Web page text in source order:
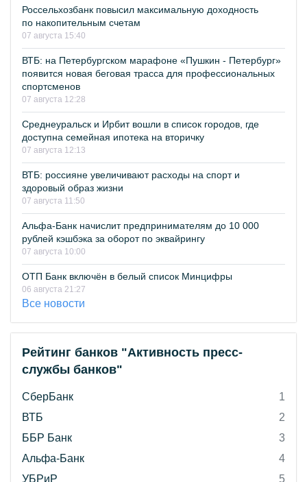
Россельхозбанк повысил максимальную доходность
по накопительным счетам
07 августа 15:40
ВТБ: на Петербургском марафоне «Пушкин - Петербург»
появится новая беговая трасса для профессиональных
спортсменов
07 августа 12:28
Среднеуральск и Ирбит вошли в список городов, где
доступна семейная ипотека на вторичку
07 августа 12:13
ВТБ: россияне увеличивают расходы на спорт и
здоровый образ жизни
07 августа 11:50
Альфа-Банк начислит предпринимателям до 10 000
рублей кэшбэка за оборот по эквайрингу
07 августа 10:00
ОТП Банк включён в белый список Минцифры
06 августа 21:27
Все новости
Рейтинг банков "Активность пресс-
службы банков"
СберБанк
1
ВТБ
2
ББР Банк
3
Альфа-Банк
4
УБРиР
5